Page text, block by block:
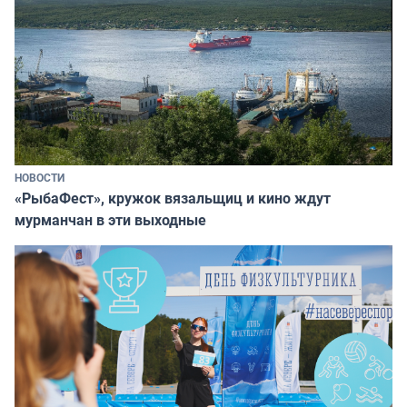
НОВОСТИ
«РыбаФест», кружок вязальщиц и кино ждут
мурманчан в эти выходные